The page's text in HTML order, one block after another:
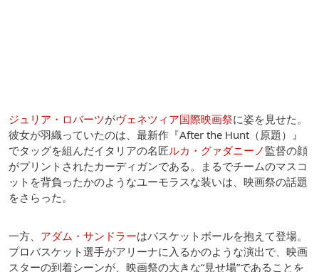
ジュリア・ロバーツがヴェネツィア国際映画祭に姿を見せた。
彼女が羽織っていたのは、最新作『After the Hunt（原題）』
でタッグを組んだイタリアの名匠ルカ・グァダニーノ 監督の顔
がプリントされたカーディガンである。まるでチームのマスコ
ットを背負ったかのようなユーモラスな装いは、映画祭の話題
をさらった。
一方、 アダム・サンドラーはバスケットボールを抱えて登場。
プロバスケット選手がアリーナに入るかのような演出で、映画
スターの到着シーンが、映画祭の大きな“見せ場”であることを